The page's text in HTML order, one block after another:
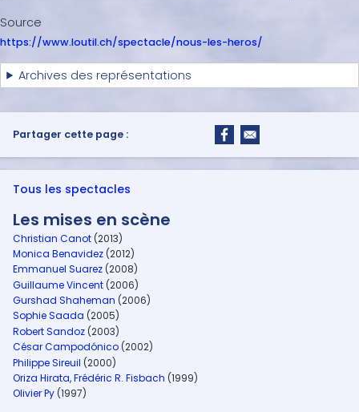
Source
https://www.loutil.ch/spectacle/nous-les-heros/
Archives des représentations
Partager cette page :
Tous les spectacles
Les mises en scène
Christian Canot (2013)
Monica Benavidez (2012)
Emmanuel Suarez (2008)
Guillaume Vincent (2006)
Gurshad Shaheman (2006)
Sophie Saada (2005)
Robert Sandoz (2003)
César Campodónico (2002)
Philippe Sireuil (2000)
Oriza Hirata, Frédéric R. Fisbach (1999)
Olivier Py (1997)